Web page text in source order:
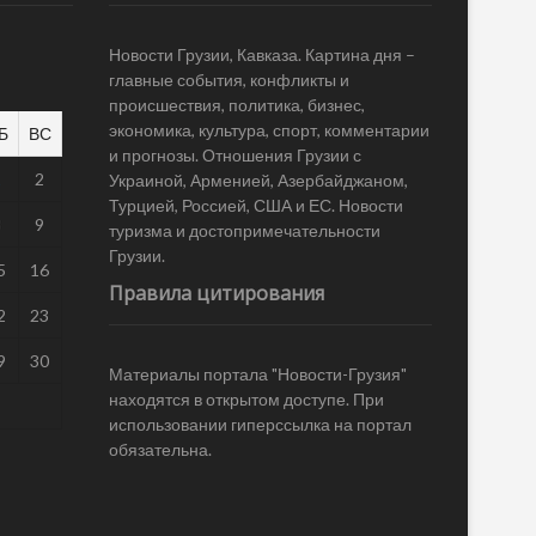
ВС
2
9
16
23
30
Новости Грузии, Кавказа. Картина дня –
главные события, конфликты и
происшествия, политика, бизнес,
экономика, культура, спорт, комментарии
и прогнозы. Отношения Грузии с
Украиной, Арменией, Азербайджаном,
Турцией, Россией, США и ЕС. Новости
туризма и достопримечательности
Грузии.
Правила цитирования
Материалы портала "Новости-Грузия"
находятся в открытом доступе. При
использовании гиперссылка на портал
обязательна.